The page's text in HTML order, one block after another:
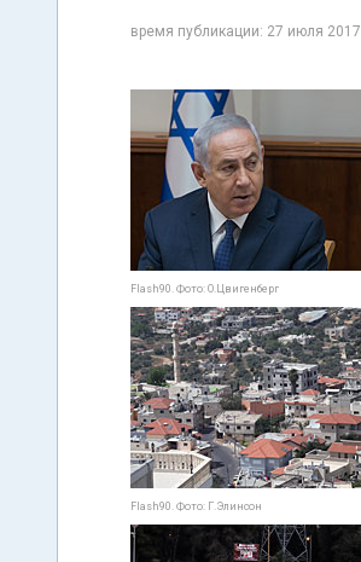
время публикации: 27 июля
Flash90. Фото: О.Цвигенберг
Flash90. Фото: Г.Элинсон